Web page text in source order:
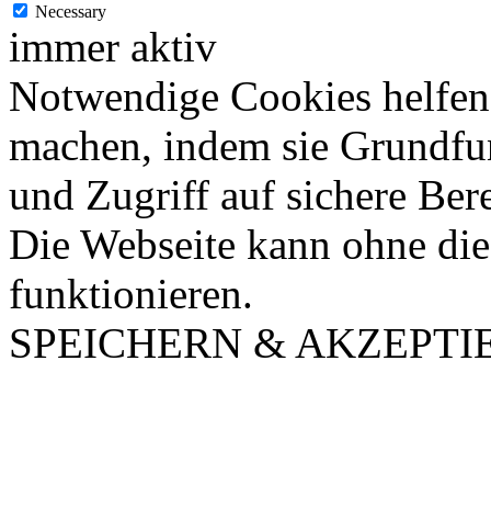
Necessary
immer aktiv
Notwendige Cookies
machen, indem sie
und Zugriff auf sichere
Die Webseite kann ohne
funktionieren.
SPEICHERN &